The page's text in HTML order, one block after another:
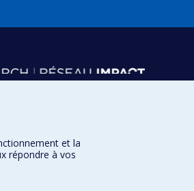
et la
répondre à vos